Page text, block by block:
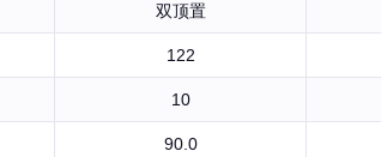
双顶置
122
10
90.0